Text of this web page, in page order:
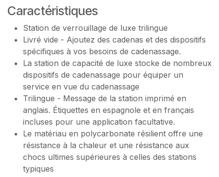
Caractéristiques
Station de verrouillage de luxe trilingue
Livré vide - Ajoutez des cadenas et des dispositifs
spécifiques à vos besoins de cadenassage.
La station de capacité de luxe stocke de nombreux
dispositifs de cadenassage pour équiper un
service en vue du cadenassage
Trilingue - Message de la station imprimé en
anglais. Étiquettes en espagnole et en français
incluses pour une application facultative.
Le matériau en polycarbonate résilient offre une
résistance à la chaleur et une résistance aux
chocs ultimes supérieures à celles des stations
typiques